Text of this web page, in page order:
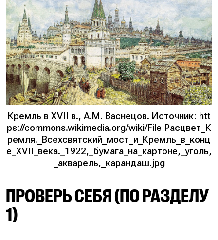
Кремль в XVII в., А.М. Васнецов. Источник: htt
ps://commons.wikimedia.org/wiki/File:Расцвет_К
ремля._Всехсвятский_мост_и_Кремль_в_конц
е_XVII_века._1922,_бумага_на_картоне,_уголь,
_акварель,_карандаш.jpg
ПРОВЕРЬ СЕБЯ (ПО РАЗДЕЛУ
1)